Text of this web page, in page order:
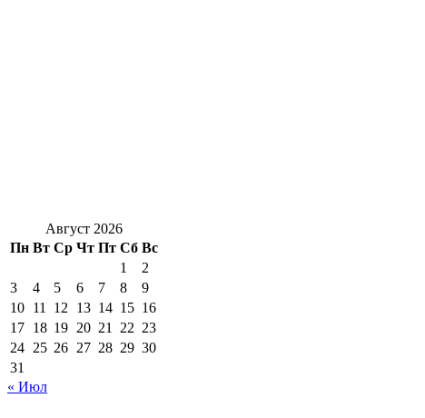
Август 2026
Пн Вт Ср Чт Пт Сб Вс
1
2
3
4 5 6 7 8
9
10 11 12 13 14 15 16
17 18 19 20 21 22 23
24 25 26 27 28 29 30
31
« Июл